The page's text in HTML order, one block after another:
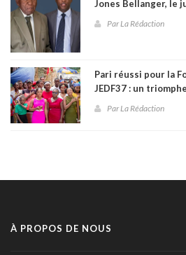
Jones Bellanger, le
Par La Rédaction
Pari réussi pour la
JEDF37 : un
communautaire à
Par La Rédaction
À PROPOS DE NOUS